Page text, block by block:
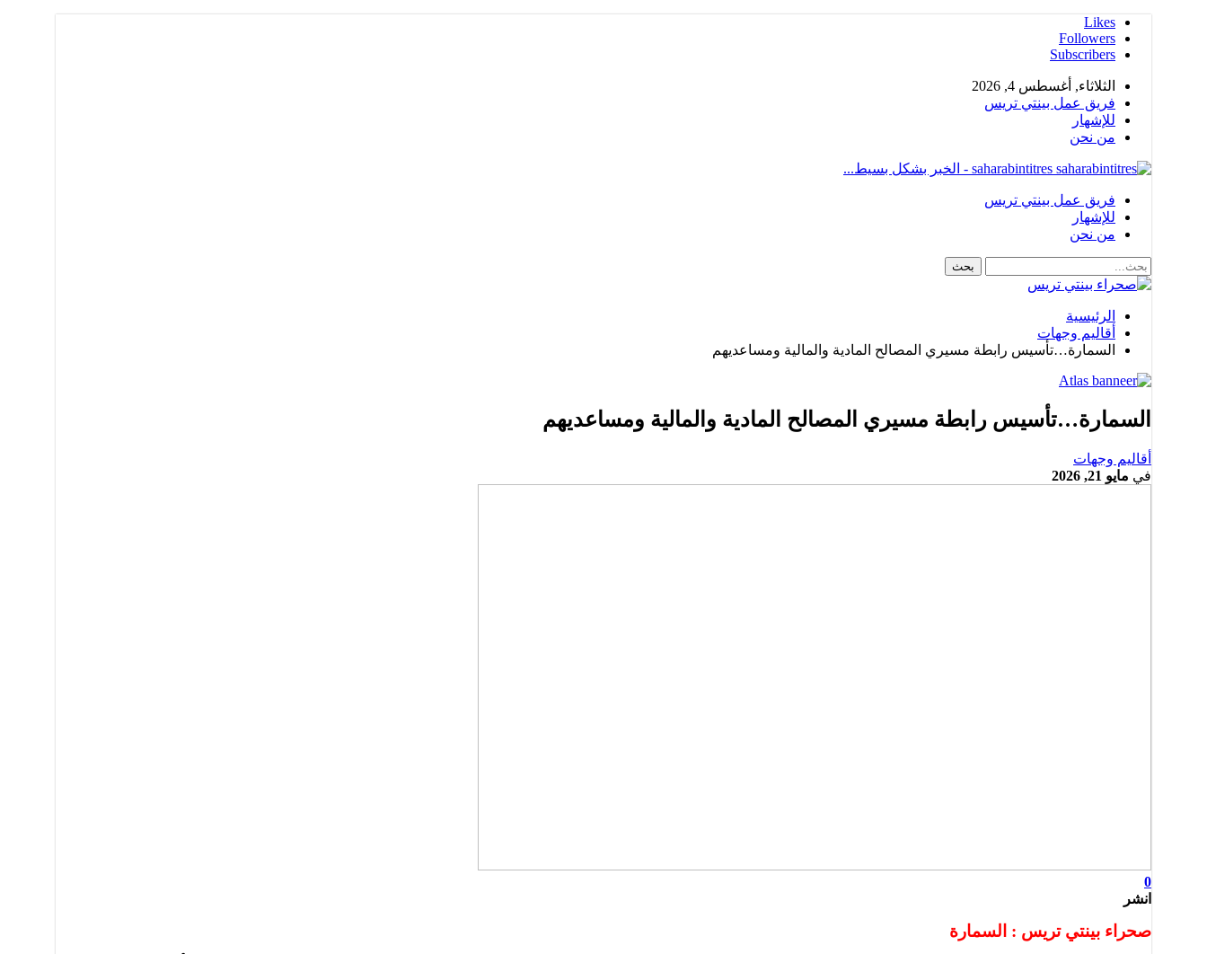
Likes
Followers
Subscribers
الثلاثاء, أغسطس 4, 2026
فريق عمل بينتي تريس
للإشهار
من نحن
saharabintitres - الخبر بشكل بسيط...
فريق عمل بينتي تريس
للإشهار
من نحن
الرئيسية
أقاليم وجهات
السمارة…تأسيس رابطة مسيري المصالح المادية والمالية ومساعديهم
السمارة…تأسيس رابطة مسيري المصالح المادية والمالية ومساعديهم
أقاليم وجهات
في مايو 21, 2026
0
انشر
صحراء بينتي تريس : السمارة